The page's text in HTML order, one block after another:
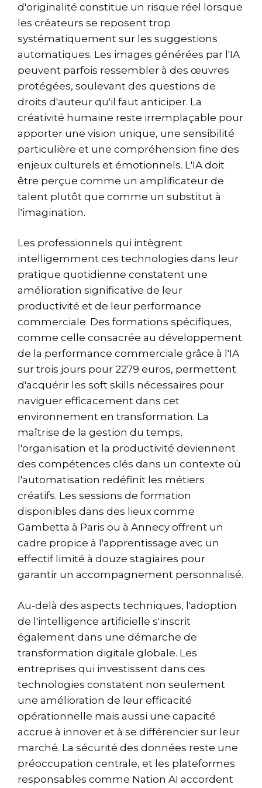
d'originalité constitue un risque réel lorsque
les créateurs se reposent trop
systématiquement sur les suggestions
automatiques. Les images générées par l'IA
peuvent parfois ressembler à des œuvres
protégées, soulevant des questions de
droits d'auteur qu'il faut anticiper. La
créativité humaine reste irremplaçable pour
apporter une vision unique, une sensibilité
particulière et une compréhension fine des
enjeux culturels et émotionnels. L'IA doit
être perçue comme un amplificateur de
talent plutôt que comme un substitut à
l'imagination.
Les professionnels qui intègrent
intelligemment ces technologies dans leur
pratique quotidienne constatent une
amélioration significative de leur
productivité et de leur performance
commerciale. Des formations spécifiques,
comme celle consacrée au développement
de la performance commerciale grâce à l'IA
sur trois jours pour 2279 euros, permettent
d'acquérir les soft skills nécessaires pour
naviguer efficacement dans cet
environnement en transformation. La
maîtrise de la gestion du temps,
l'organisation et la productivité deviennent
des compétences clés dans un contexte où
l'automatisation redéfinit les métiers
créatifs. Les sessions de formation
disponibles dans des lieux comme
Gambetta à Paris ou à Annecy offrent un
cadre propice à l'apprentissage avec un
effectif limité à douze stagiaires pour
garantir un accompagnement personnalisé.
Au-delà des aspects techniques, l'adoption
de l'intelligence artificielle s'inscrit
également dans une démarche de
transformation digitale globale. Les
entreprises qui investissent dans ces
technologies constatent non seulement
une amélioration de leur efficacité
opérationnelle mais aussi une capacité
accrue à innover et à se différencier sur leur
marché. La sécurité des données reste une
préoccupation centrale, et les plateformes
responsables comme Nation AI accordent